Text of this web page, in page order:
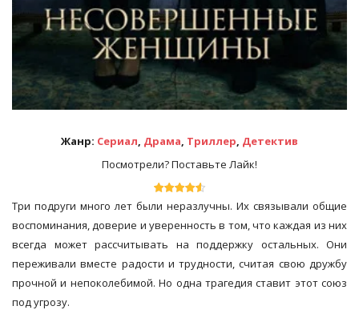
Жанр: Сериал, Драма, Триллер, Детектив
Посмотрели? Поставьте Лайк!
Три подруги много лет были неразлучны. Их связывали общие
воспоминания, доверие и уверенность в том, что каждая из них
всегда может рассчитывать на поддержку остальных. Они
переживали вместе радости и трудности, считая свою дружбу
прочной и непоколебимой. Но одна трагедия ставит этот союз
под угрозу.